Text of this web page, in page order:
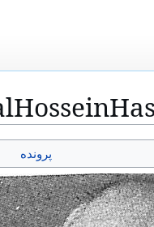
پرونده